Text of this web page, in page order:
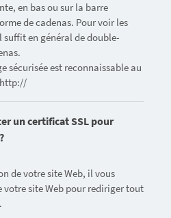
en bas ou sur la barre
de cadenas. Pour voir les
en général de double-
sécurisée est reconnaissable au
un certificat SSL pour
de votre site Web, il vous
votre site Web pour rediriger tout